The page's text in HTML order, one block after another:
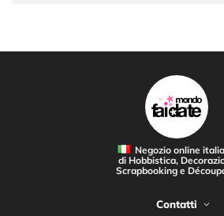
Negozio online
di Hobbistica,
Scrapbooking e
Contatti